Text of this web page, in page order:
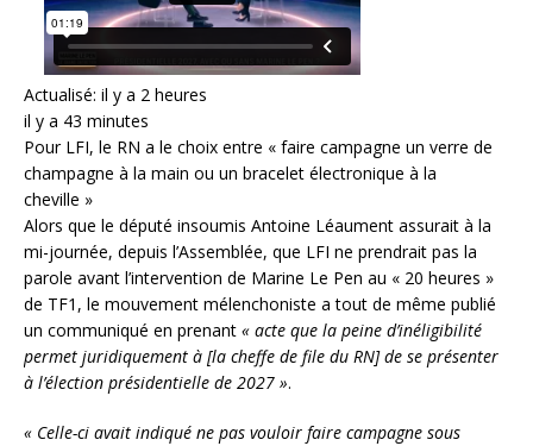
Actualisé: il y a 2 heures
il y a 43 minutes
Pour LFI, le RN a le choix entre « faire campagne un verre de
champagne à la main ou un bracelet électronique à la
cheville »
Alors que le député insoumis Antoine Léaument assurait à la
mi-journée, depuis l’Assemblée, que LFI ne prendrait pas la
parole avant l’intervention de Marine Le Pen au « 20 heures »
de TF1, le mouvement mélenchoniste a tout de même publié
un communiqué en prenant « acte que la peine d’inéligibilité
permet juridiquement à [la cheffe de file du RN] de se présenter
à l’élection présidentielle de 2027 ».
« Celle-ci avait indiqué ne pas vouloir faire campagne sous